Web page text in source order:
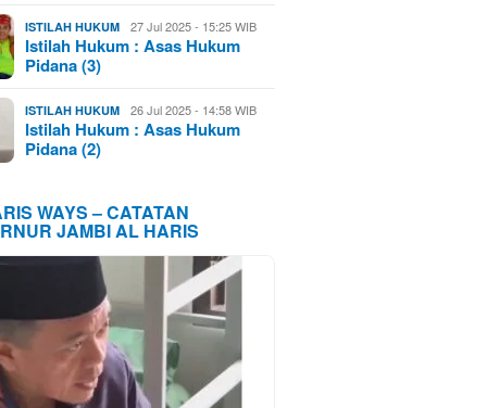
ISTILAH HUKUM 27 Jul 2025 - 15:25 WIB
Istilah Hukum : Asas Hukum
Pidana (3)
ISTILAH HUKUM 26 Jul 2025 - 14:58 WIB
Istilah Hukum : Asas Hukum
Pidana (2)
WAYS – CATATAN
JAMBI AL HARIS